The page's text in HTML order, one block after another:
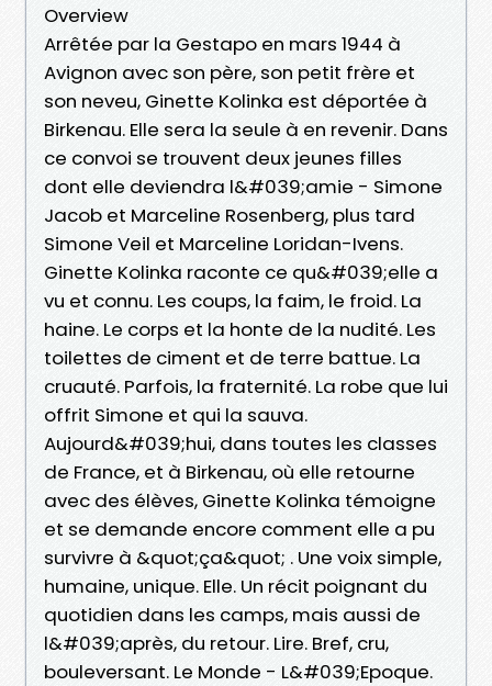
Overview
Arrêtée par la Gestapo en mars 1944 à
Avignon avec son père, son petit frère et
son neveu, Ginette Kolinka est déportée à
Birkenau. Elle sera la seule à en revenir. Dans
ce convoi se trouvent deux jeunes filles
dont elle deviendra l&#039;amie - Simone
Jacob et Marceline Rosenberg, plus tard
Simone Veil et Marceline Loridan-Ivens.
Ginette Kolinka raconte ce qu&#039;elle a
vu et connu. Les coups, la faim, le froid. La
haine. Le corps et la honte de la nudité. Les
toilettes de ciment et de terre battue. La
cruauté. Parfois, la fraternité. La robe que lui
offrit Simone et qui la sauva.
Aujourd&#039;hui, dans toutes les classes
de France, et à Birkenau, où elle retourne
avec des élèves, Ginette Kolinka témoigne
et se demande encore comment elle a pu
survivre à &quot;ça&quot; . Une voix simple,
humaine, unique. Elle. Un récit poignant du
quotidien dans les camps, mais aussi de
l&#039;après, du retour. Lire. Bref, cru,
bouleversant. Le Monde - L&#039;Epoque.